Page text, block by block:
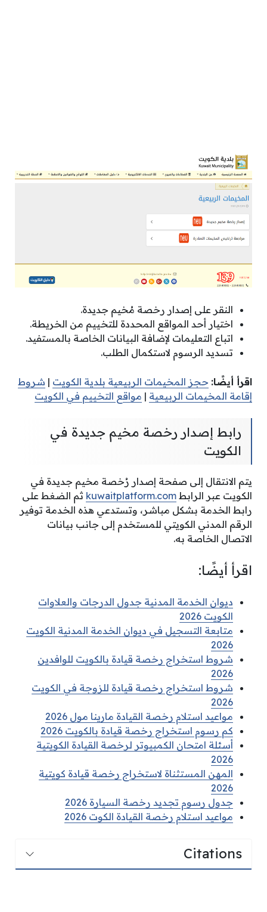
النقر على إصدار رخصة مُخيم جديدة.
اختيار أحد المواقع المحددة للتخييم من الخريطة.
اتباع التعليمات لإضافة البيانات الخاصة بالمستفيد.
تسديد الرسوم لاستكمال الطلب.
اقرأ أيضًا: حجز المخيمات الربيعية بلدية الكويت | شروط
إقامة المخيمات الربيعية | مواقع التخييم في الكويت
رابط إصدار رخصة مخيم جديدة في
الكويت
يتم الانتقال إلى صفحة إصدار رُخصة مخيم جديدة في
الكويت عبر الرابط kuwaitplatform.com ثم الضغط على
رابط الخدمة بشكل مباشر، وتستدعي هذه الخدمة توفير
الرقم المدني الكويتي للمستخدم إلى جانب بيانات
الاتصال الخاصة به.
اقرأ أيضًا:
ديوان الخدمة المدنية جدول الدرجات والعلاوات
الكويت 2026
متابعة التسجيل في ديوان الخدمة المدنية الكويت
2026
شروط استخراج رخصة قيادة بالكويت للوافدين
2026
شروط استخراج رخصة قيادة للزوجة في الكويت
2026
مواعيد استلام رخصة القيادة مارينا مول 2026
كم رسوم استخراج رخصة قيادة بالكويت 2026
أسئلة امتحان الكمبيوتر لرخصة القيادة الكويتية
2026
المهن المستثناة لاستخراج رخصة قيادة كويتية
2026
جدول رسوم تجديد رخصة السيارة 2026
مواعيد استلام رخصة القيادة الكوت 2026
Citations